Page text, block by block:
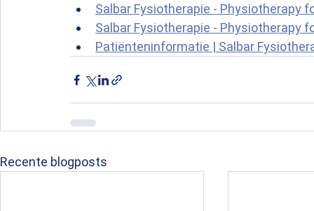
Salbar Fysiotherapie - Physiotherapy
Salbar Fysiotherapie - Physiotherapy
Patiënteninformatie | Salbar
Recente blogposts